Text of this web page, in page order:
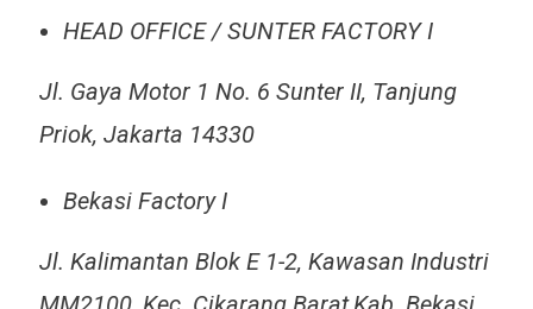
HEAD OFFICE / SUNTER FACTORY I
Jl. Gaya Motor 1 No. 6 Sunter II, Tanjung
Priok, Jakarta 14330
Bekasi Factory I
Jl. Kalimantan Blok E 1-2, Kawasan Industri